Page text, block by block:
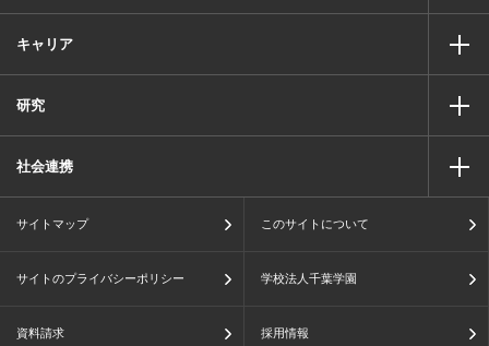
キャリア
研究
社会連携
サイトマップ このサイトについて
サイトのプライバシーポリシー 学校法人千葉学園
資料請求 採用情報